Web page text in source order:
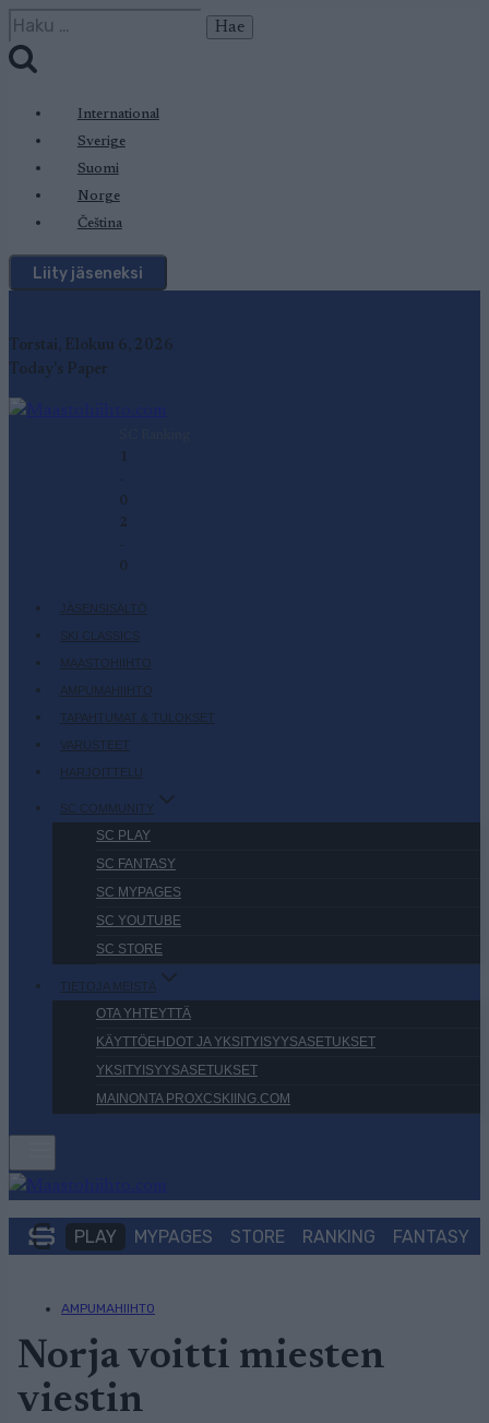
Siirry
sisältöön
Haku:
International
Sverige
Suomi
Norge
Čeština
Liity jäseneksi
Torstai, Elokuu 6, 2026
Today's Paper
1
-
0
2
-
0
JÄSENSISÄLTÖ
SKI CLASSICS
MAASTOHIIHTO
AMPUMAHIIHTO
TAPAHTUMAT & TULOKSET
VARUSTEET
HARJOITTELU
SC COMMUNITY
SC PLAY
SC FANTASY
SC MYPAGES
SC YOUTUBE
SC STORE
TIETOJA MEISTÄ
OTA YHTEYTTÄ
KÄYTTÖEHDOT JA YKSITYISYYSASETUKSET
YKSITYISYYSASETUKSET
MAINONTA PROXCSKIING.COM
PLAY MYPAGES STORE RANKING FANTASY
AMPUMAHIIHTO
Norja voitti miesten
viestin